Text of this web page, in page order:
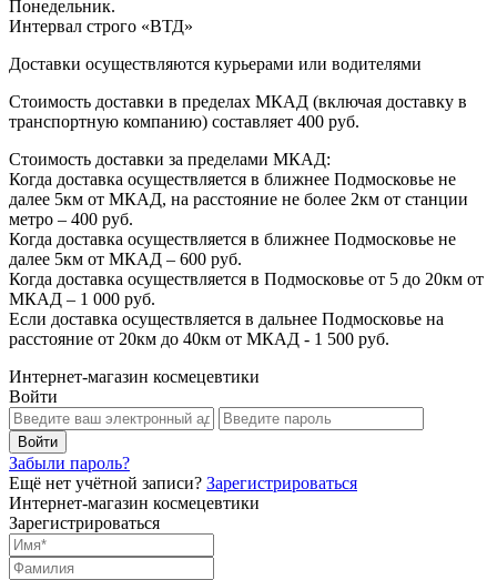
Понедельник.
Интервал строго «ВТД»
Доставки осуществляются курьерами или водителями
Стоимость доставки в пределах МКАД (включая доставку в
транспортную компанию) составляет 400 руб.
Стоимость доставки за пределами МКАД:
Когда доставка осуществляется в ближнее Подмосковье не
далее 5км от МКАД, на расстояние не более 2км от станции
метро – 400 руб.
Когда доставка осуществляется в ближнее Подмосковье не
далее 5км от МКАД – 600 руб.
Когда доставка осуществляется в Подмосковье от 5 до 20км от
МКАД – 1 000 руб.
Если доставка осуществляется в дальнее Подмосковье на
расстояние от 20км до 40км от МКАД - 1 500 руб.
Интернет-магазин космецевтики
Войти
Забыли пароль?
Ещё нет учётной записи? Зарегистрироваться
Интернет-магазин космецевтики
Зарегистрироваться